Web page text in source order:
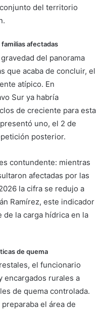
del territorio
afectadas
del panorama
que acaba de concluir, el
atípico. En
Sur ya habría
de creciente para esta
uno, el 2 de
posterior.
contundente: mientras
afectadas por las
la cifra se redujo a
Ramírez, este indicador
la carga hídrica en la
de quema
el funcionario
encargados rurales a
de quema controlada.
el área de